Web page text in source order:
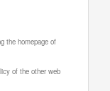
the homepage of
of the other web